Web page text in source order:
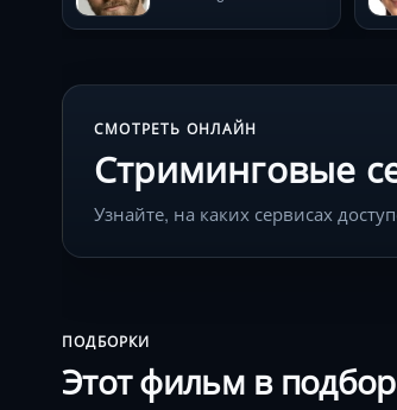
СМОТРЕТЬ ОНЛАЙН
Стриминговые
Узнайте, на каких сервисах
ПОДБОРКИ
Этот фильм в